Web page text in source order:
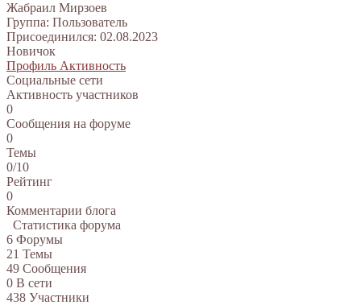
Жабраил Мирзоев
Группа: Пользователь
Присоединился: 02.08.2023
Новичок
Профиль Активность
Социальные сети
Активность участников
0
Сообщения на форуме
0
Темы
0/10
Рейтинг
0
Комментарии блога
Статистика форума
6 Форумы
21 Темы
49 Сообщения
0 В сети
438 Участники